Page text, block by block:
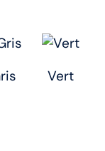
Vert